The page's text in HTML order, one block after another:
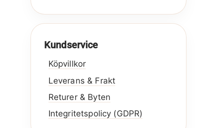
Kundservice
Köpvillkor
Leverans & Frakt
Returer & Byten
Integritetspolicy (GDPR)